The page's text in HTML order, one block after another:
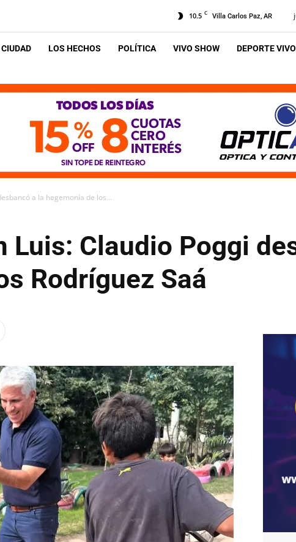
10.5 C Villa Carlos Paz, AR
LOS HECHOS POLÍTICA VIVO SHOW DEPORTE VIVO
a la hegemonía de los...
Luis: Claudio Poggi
Rodríguez Saá